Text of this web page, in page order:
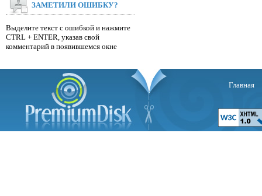
ЗАМЕТИЛИ ОШИБКУ?
Выделите текст с ошибкой и нажмите
CTRL + ENTER, указав свой
комментарий в появившемся окне
Главная